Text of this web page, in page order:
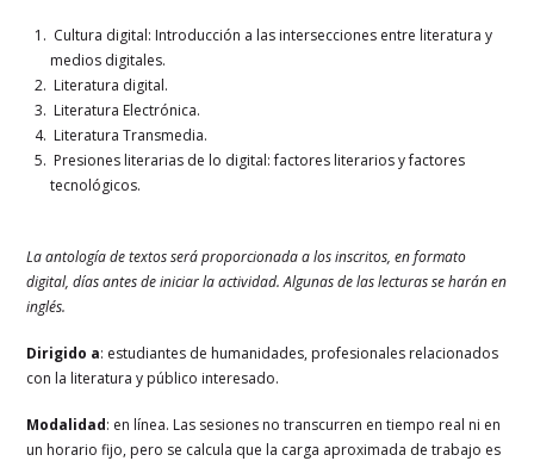
Cultura digital: Introducción a las intersecciones entre literatura y
medios digitales.
Literatura digital.
Literatura Electrónica.
Literatura Transmedia.
Presiones literarias de lo digital: factores literarios y factores
tecnológicos.
La antología de textos será proporcionada a los inscritos, en formato
digital, días antes de iniciar la actividad. Algunas de las lecturas se harán en
inglés.
Dirigido a: estudiantes de humanidades, profesionales relacionados
con la literatura y público interesado.
Modalidad: en línea. Las sesiones no transcurren en tiempo real ni en
un horario fijo, pero se calcula que la carga aproximada de trabajo es